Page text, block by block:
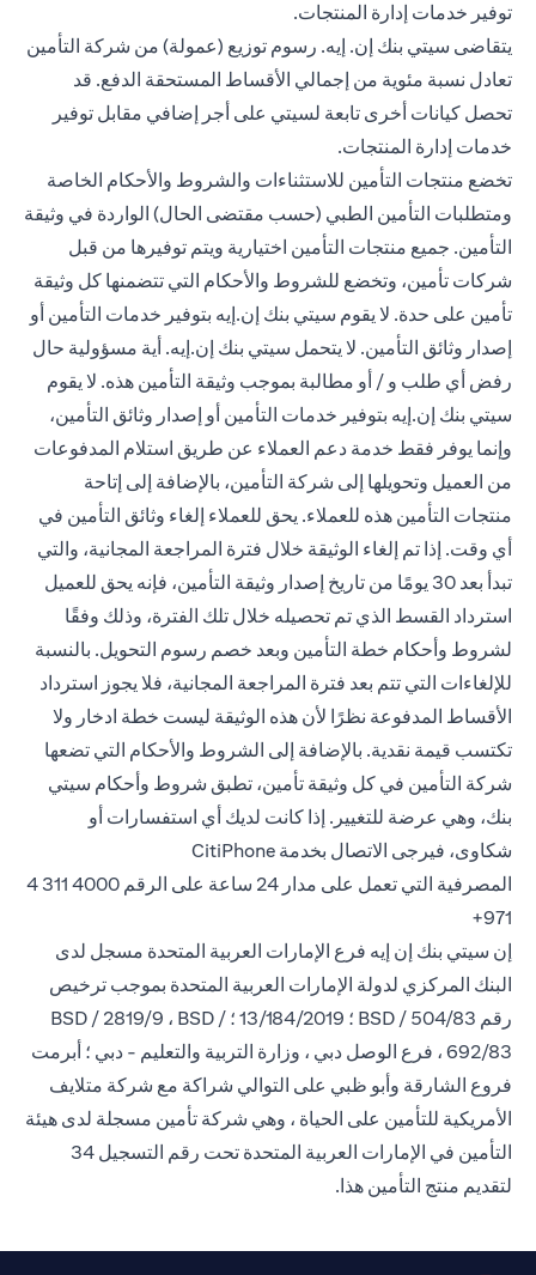
توفير خدمات إدارة المنتجات.
يتقاضى سيتي بنك إن. إيه. رسوم توزيع (عمولة) من شركة التأمين
تعادل نسبة مئوية من إجمالي الأقساط المستحقة الدفع. قد
تحصل كيانات أخرى تابعة لسيتي على أجر إضافي مقابل توفير
خدمات إدارة المنتجات.
تخضع منتجات التأمين للاستثناءات والشروط والأحكام الخاصة
ومتطلبات التأمين الطبي (حسب مقتضى الحال) الواردة في وثيقة
التأمين. جميع منتجات التأمين اختيارية ويتم توفيرها من قبل
شركات تأمين، وتخضع للشروط والأحكام التي تتضمنها كل وثيقة
تأمين على حدة. لا يقوم سيتي بنك إن.إيه بتوفير خدمات التأمين أو
إصدار وثائق التأمين. لا يتحمل سيتي بنك إن.إيه. أية مسؤولية حال
رفض أي طلب و / أو مطالبة بموجب وثيقة التأمين هذه. لا يقوم
سيتي بنك إن.إيه بتوفير خدمات التأمين أو إصدار وثائق التأمين،
وإنما يوفر فقط خدمة دعم العملاء عن طريق استلام المدفوعات
من العميل وتحويلها إلى شركة التأمين، بالإضافة إلى إتاحة
منتجات التأمين هذه للعملاء. يحق للعملاء إلغاء وثائق التأمين في
أي وقت. إذا تم إلغاء الوثيقة خلال فترة المراجعة المجانية، والتي
تبدأ بعد 30 يومًا من تاريخ إصدار وثيقة التأمين، فإنه يحق للعميل
استرداد القسط الذي تم تحصيله خلال تلك الفترة، وذلك وفقًا
لشروط وأحكام خطة التأمين وبعد خصم رسوم التحويل. بالنسبة
للإلغاءات التي تتم بعد فترة المراجعة المجانية، فلا يجوز استرداد
الأقساط المدفوعة نظرًا لأن هذه الوثيقة ليست خطة ادخار ولا
تكتسب قيمة نقدية. بالإضافة إلى الشروط والأحكام التي تضعها
شركة التأمين في كل وثيقة تأمين، تطبق شروط وأحكام سيتي
بنك، وهي عرضة للتغيير. إذا كانت لديك أي استفسارات أو
شكاوى، فيرجى الاتصال بخدمة CitiPhone
المصرفية التي تعمل على مدار 24 ساعة على
الرقم 4000 311 4
971+
إن سيتي بنك إن إيه فرع الإمارات العربية المتحدة مسجل لدى
البنك المركزي لدولة الإمارات العربية المتحدة بموجب ترخيص
رقم BSD / 504/83 ؛ 13/184/2019 ؛ BSD / 2819/9 ، BSD /
692/83 ، فرع الوصل دبي ، وزارة التربية والتعليم - دبي ؛ أبرمت
فروع الشارقة وأبو ظبي على التوالي شراكة مع شركة متلايف
الأمريكية للتأمين على الحياة ، وهي شركة تأمين مسجلة لدى هيئة
التأمين في الإمارات العربية المتحدة تحت رقم التسجيل 34
لتقديم منتج التأمين هذا.